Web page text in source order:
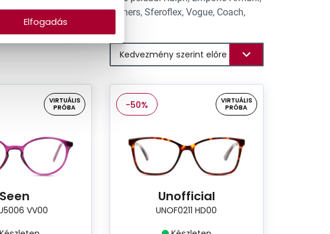
Burberry, Brooks Brothers, Sferoflex, Vogue, Coach,
VIRTUÁLIS
PRÓBA
Seen
VV00
-50%
VIRTUÁLIS
PRÓBA
Unofficial
UNOF0211 HD00
Elfogadás